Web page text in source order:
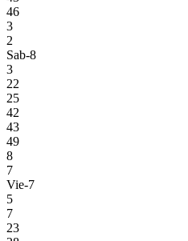
46
3
2
Sab-8
3
22
25
42
43
49
8
7
Vie-7
5
7
23